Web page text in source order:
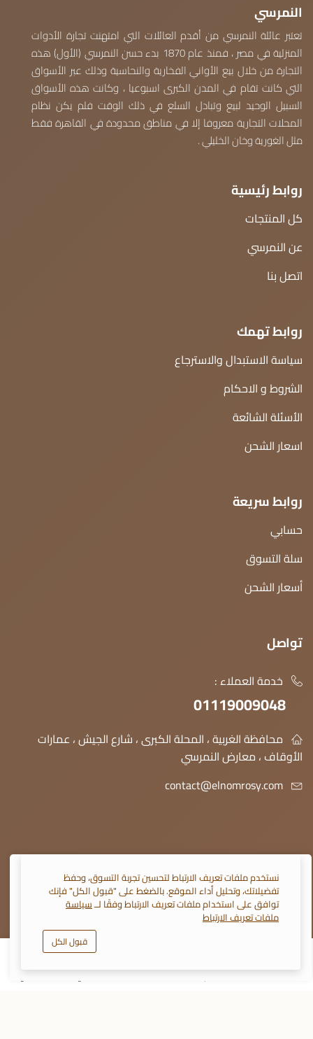
النمرسي
تعتبر عائلة النمرسي من أقدم العائلات التي امتهنت تجارة الأدوات
المنزلية في مصر ، فمنذ عام 1870 بدء حسن النمرسي (الأول) هذه
التجارة من خلال بيع الأواني الفخارية والنحاسية وذلك عبر الأسواق
التي كانت تقام في المدن الكبرى اسبوعيا ، وكانت هذه الأسواق
السبيل الوحيد لبيع وتبادل السلع في ذلك الوقت فلم يكن نظام
المحلات التجارية معروفا إلا في مناطق محدودة في القاهرة فقط
مثل الغورية وخان الخليلي .
روابط رئيسية
كل المنتجات
عن النمرسي
اتصل بنا
روابط تهمك
سياسة الاستبدال والاسترجاع
الشروط و الاحكام
الأسئلة الشائعة
اسعار الشحن
روابط سريعة
حسابي
سلة التسوق
أسعار الشحن
تواصل
خدمة العملاء :
01119009048
محافظة الغربية ، المحلة الكبرى ، شارع الجيش ، عمارات
الأوقاف ، معارض النمرسي
contact@elnomrosy.com
© 2026 النمرسي جميع الحقوق محفوظة
تابعنا على :
المتجر الأقسام سلة التسوق تفضيلاتي حسابي
نستخدم ملفات تعريف الارتباط لتحسين تجربة التسوق، وحفظ
تفضيلاتك، وتحليل أداء الموقع. بالضغط على "قبول الكل" فإنك
توافق على استخدام ملفات تعريف الارتباط وفقًا لــسياسة
ملفات تعريف الارتباط
قبول الكل